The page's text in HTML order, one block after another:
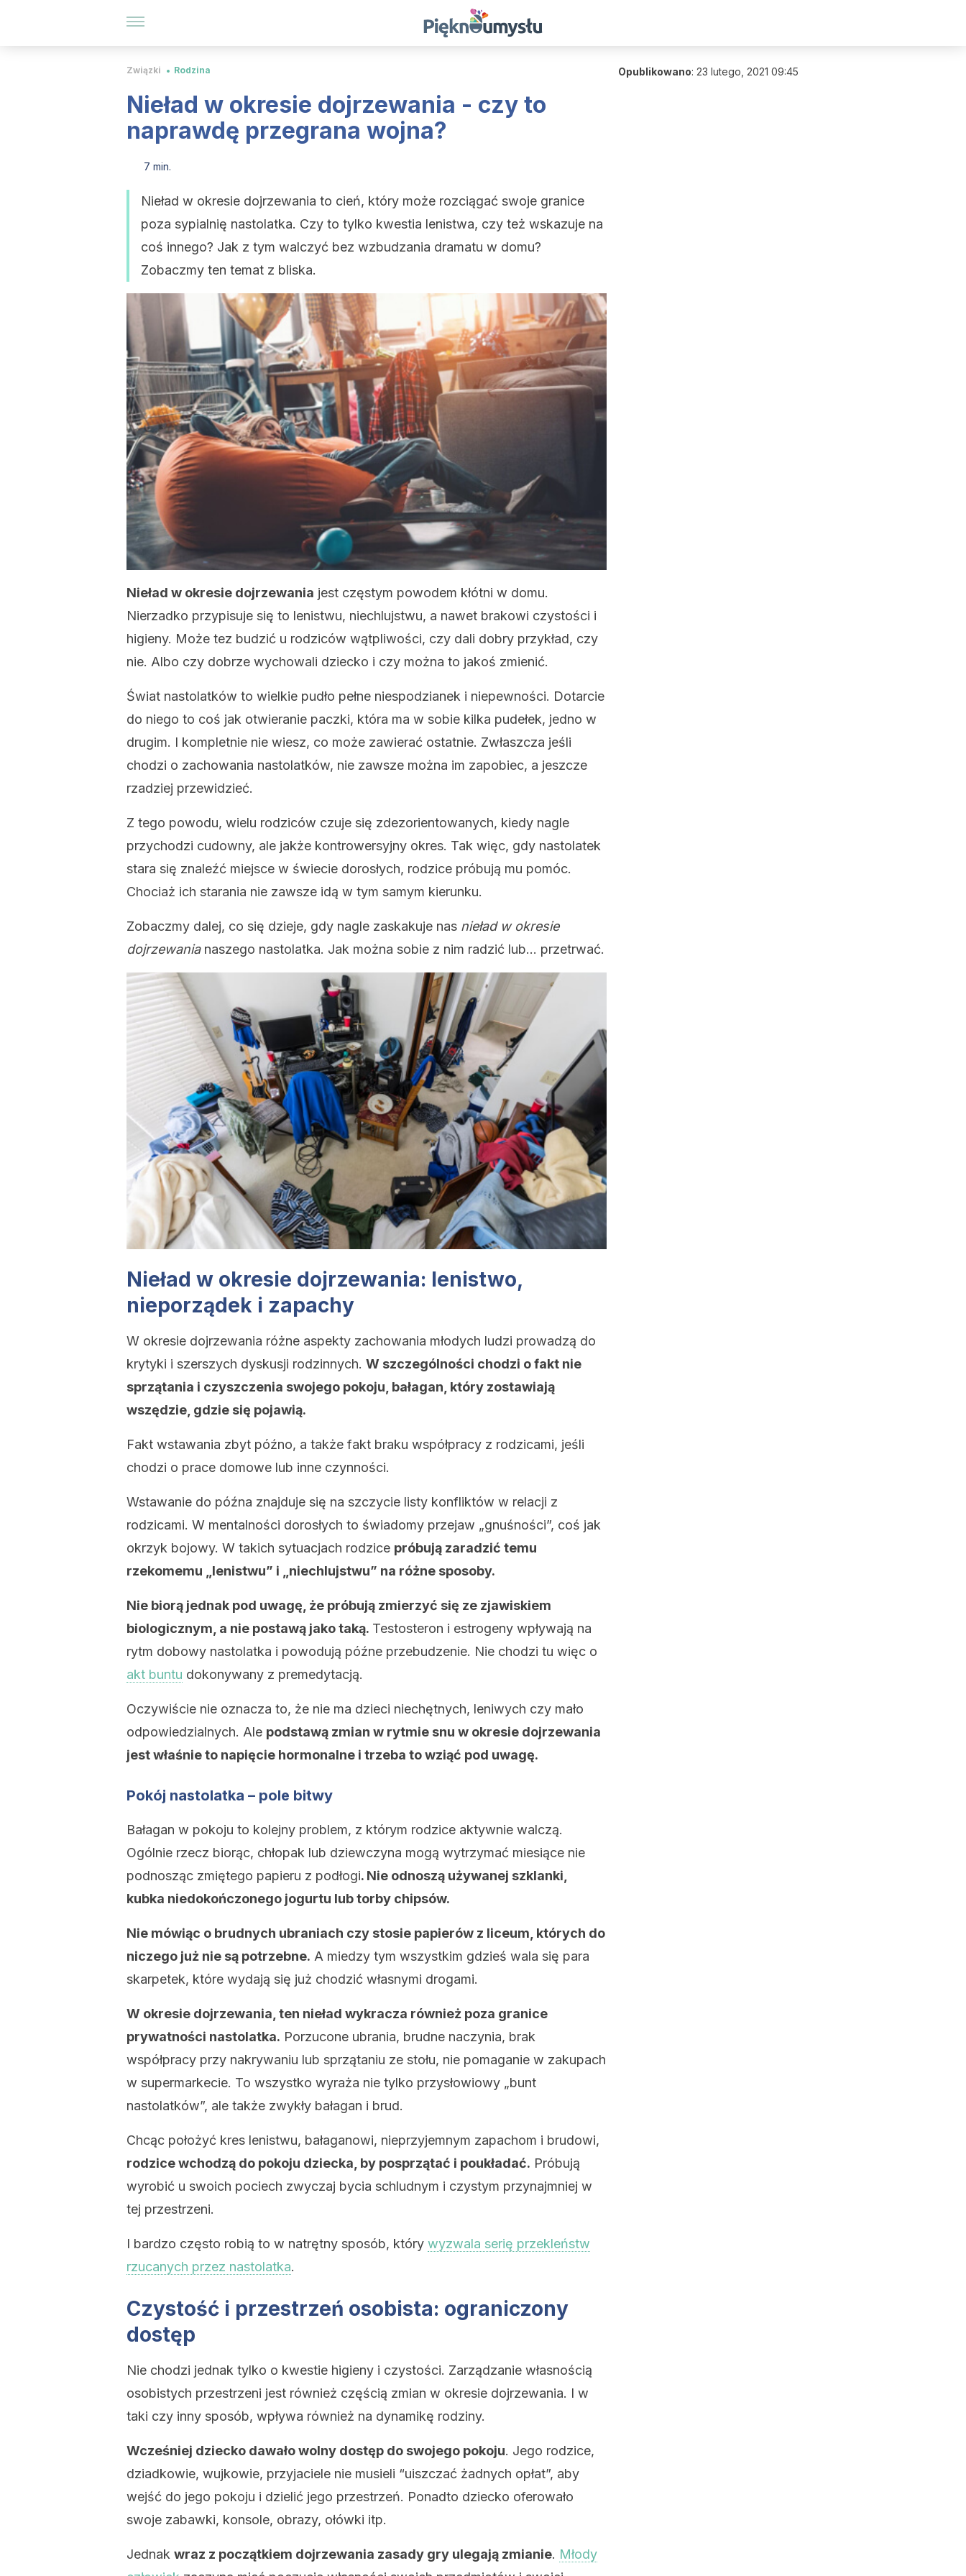
Związki Rodzina
Nieład w okresie dojrzewania - czy to
naprawdę przegrana wojna?
7 min.
Nieład w okresie dojrzewania to cień, który może rozciągać swoje granice
poza sypialnię nastolatka. Czy to tylko kwestia lenistwa, czy też wskazuje na
coś innego? Jak z tym walczyć bez wzbudzania dramatu w domu?
Zobaczmy ten temat z bliska.
Nieład w okresie dojrzewania jest częstym powodem kłótni w domu.
Nierzadko przypisuje się to lenistwu, niechlujstwu, a nawet brakowi czystości i
higieny. Może tez budzić u rodziców wątpliwości, czy dali dobry przykład, czy
nie. Albo czy dobrze wychowali dziecko i czy można to jakoś zmienić.
Świat nastolatków to wielkie pudło pełne niespodzianek i niepewności. Dotarcie
do niego to coś jak otwieranie paczki, która ma w sobie kilka pudełek, jedno w
drugim. I kompletnie nie wiesz, co może zawierać ostatnie. Zwłaszcza jeśli
chodzi o zachowania nastolatków, nie zawsze można im zapobiec, a jeszcze
rzadziej przewidzieć.
Z tego powodu, wielu rodziców czuje się zdezorientowanych, kiedy nagle
przychodzi cudowny, ale jakże kontrowersyjny okres. Tak więc, gdy nastolatek
stara się znaleźć miejsce w świecie dorosłych, rodzice próbują mu pomóc.
Chociaż ich starania nie zawsze idą w tym samym kierunku.
Zobaczmy dalej, co się dzieje, gdy nagle zaskakuje nas nieład w okresie
dojrzewanianaszego nastolatka. Jak można sobie z nim radzić lub… przetrwać.
Nieład w okresie dojrzewania: lenistwo,
nieporządek i zapachy
W okresie dojrzewania różne aspekty zachowania młodych ludzi prowadzą do
krytyki i szerszych dyskusji rodzinnych. W szczególności chodzi o fakt nie
sprzątania i czyszczenia swojego pokoju, bałagan, który zostawiają
wszędzie, gdzie się pojawią.
Fakt wstawania zbyt późno, a także fakt braku współpracy z rodzicami, jeśli
chodzi o prace domowe lub inne czynności.
Wstawanie do późna znajduje się na szczycie listy konfliktów w relacji z
rodzicami. W mentalności dorosłych to świadomy przejaw „gnuśności”, coś jak
okrzyk bojowy. W takich sytuacjach rodzice próbują zaradzić temu
rzekomemu „lenistwu” i „niechlujstwu” na różne sposoby.
Nie biorą jednak pod uwagę, że próbują zmierzyć się ze zjawiskiem
biologicznym, a nie postawą jako taką. Testosteron i estrogeny wpływają na
rytm dobowy nastolatka i powodują późne przebudzenie. Nie chodzi tu więc o
akt buntu dokonywany z premedytacją.
Oczywiście nie oznacza to, że nie ma dzieci niechętnych, leniwych czy mało
odpowiedzialnych. Ale podstawą zmian w rytmie snu w okresie dojrzewania
jest właśnie to napięcie hormonalne i trzeba to wziąć pod uwagę.
Pokój nastolatka – pole bitwy
Bałagan w pokoju to kolejny problem, z którym rodzice aktywnie walczą.
Ogólnie rzecz biorąc, chłopak lub dziewczyna mogą wytrzymać miesiące nie
podnosząc zmiętego papieru z podłogi. Nie odnoszą używanej szklanki,
kubka niedokończonego jogurtu lub torby chipsów.
Nie mówiąc o brudnych ubraniach czy stosie papierów z liceum, których do
niczego już nie są potrzebne. A miedzy tym wszystkim gdzieś wala się para
skarpetek, które wydają się już chodzić własnymi drogami.
W okresie dojrzewania, ten nieład wykracza również poza granice
prywatności nastolatka. Porzucone ubrania, brudne naczynia, brak
współpracy przy nakrywaniu lub sprzątaniu ze stołu, nie pomaganie w zakupach
w supermarkecie. To wszystko wyraża nie tylko przysłowiowy „bunt
nastolatków”, ale także zwykły bałagan i brud.
Chcąc położyć kres lenistwu, bałaganowi, nieprzyjemnym zapachom i brudowi,
rodzice wchodzą do pokoju dziecka, by posprzątać i poukładać. Próbują
wyrobić u swoich pociech zwyczaj bycia schludnym i czystym przynajmniej w
tej przestrzeni.
I bardzo często robią to w natrętny sposób, który wyzwala serię przekleństw
rzucanych przez nastolatka.
Czystość i przestrzeń osobista: ograniczony
dostęp
Nie chodzi jednak tylko o kwestie higieny i czystości. Zarządzanie własnością
osobistych przestrzeni jest również częścią zmian w okresie dojrzewania. I w
taki czy inny sposób, wpływa również na dynamikę rodziny.
Wcześniej dziecko dawało wolny dostęp do swojego pokoju. Jego rodzice,
dziadkowie, wujkowie, przyjaciele nie musieli “uiszczać żadnych opłat”, aby
wejść do jego pokoju i dzielić jego przestrzeń. Ponadto dziecko oferowało
swoje zabawki, konsole, obrazy, ołówki itp.
Jednak wraz z początkiem dojrzewania zasady gry ulegają zmianie. Młody
Opublikowano: 23 lutego, 2021 09:45